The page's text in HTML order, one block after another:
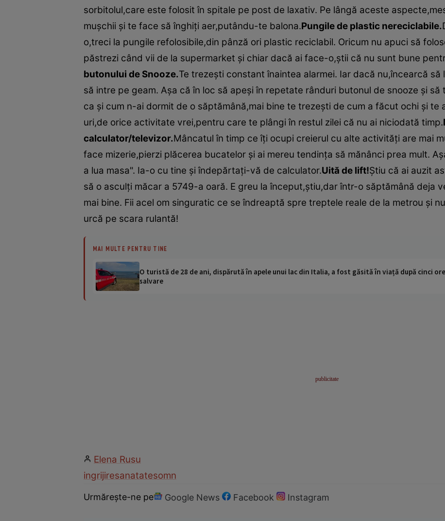
sorbitolul,care este folosit în spitale pe post de laxativ. Pe lângă aceste
muşchii şi te face să înghiţi aer,putându-te balona.Pungile de plastic nereciclabile.
o,treci la pungile refolosibile,din pânză ori plastic reciclabil. Oricum nu apuci să
păstrezi când vii de la supermarket şi chiar dacă ai face-o,ştii că nu sunt bune
butonului de Snooze.Te trezeşti constant înaintea alarmei. Iar dacă nu,încearcă să
să intre pe geam. Aşa că în loc să apeşi în repetate rânduri butonul de snooze şi
ca şi cum n-ai dormit de o săptămână,mai bine te trezeşti de cum a făcut ochi şi te
uri,de orice activitate vrei,pentru care te plângi în restul zilei că nu ai niciodată timp.
calculator/televizor.Mâncatul în timp ce îţi ocupi creierul cu alte activităţi are mai
face mizerie,pierzi plăcerea bucatelor şi ai mereu tendinţa să mănânci prea mult.
a lua masa". Ia-o cu tine şi îndepărtaţi-vă de calculator.Uită de lift!Ştiu că ai auzit
să o asculţi măcar a 5749-a oară. E greu la început,ştiu,dar într-o săptămână deja
mai bine. Fii acel om singuratic ce se îndreaptă spre treptele reale de la metrou şi
urcă pe scara rulantă!
MAI MULTE PENTRU TINE
O turistă de 28 de ani, dispărută în apele unui lac din Italia, a fost găsită în viață după cinci
salvare
Elena Rusu
ingrijiresanatatesomn
Urmărește-ne pe Google News Facebook Instagram